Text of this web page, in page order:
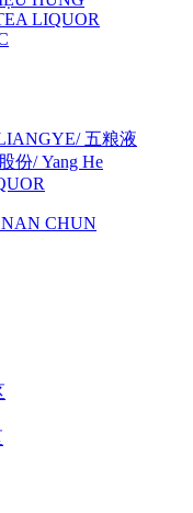
LIQUOR
五粮液
份/ Yang He
CHUN